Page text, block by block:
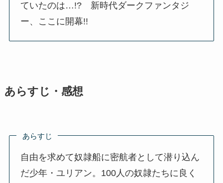
ていたのは…!? 新時代ダークファンタジ
ー、ここに開幕!!
あらすじ・感想
あらすじ
自由を求めて奴隷船に密航者として潜り込ん
だ少年・ユリアン。100人の奴隷たちに良く